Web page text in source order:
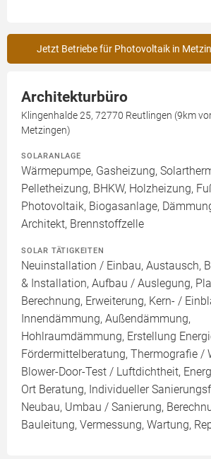
Jetzt Betriebe für Photovoltaik in
Architekturbüro
Klingenhalde 25, 72770 Reutlingen (9km
Metzingen)
SOLARANLAGE
Wärmepumpe, Gasheizung,
Pelletheizung, BHKW, Holzheizung,
Photovoltaik, Biogasanlage,
Architekt, Brennstoffzelle
SOLAR TÄTIGKEITEN
Neuinstallation / Einbau, Austausch,
& Installation, Aufbau / Auslegung,
Berechnung, Erweiterung, Kern- /
Innendämmung, Außendämmung,
Hohlraumdämmung, Erstellung
Fördermittelberatung, Thermografie /
Blower-Door-Test / Luftdichtheit,
Ort Beratung, Individueller
Neubau, Umbau / Sanierung,
Bauleitung, Vermessung, Wartung,